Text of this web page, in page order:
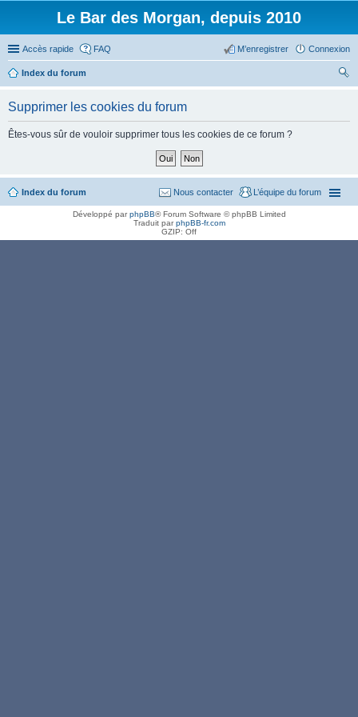
Le Bar des Morgan, depuis 2010
Accès rapide FAQ Connexion
M’enregistrer
Index du forum
Supprimer les cookies du forum
Êtes-vous sûr de vouloir supprimer tous les cookies de ce forum ?
Index du forum L’équipe du forum
Nous contacter
Développé parphpBB® Forum Software © phpBB Limited
Traduit parphpBB-fr.com
GZIP: Off